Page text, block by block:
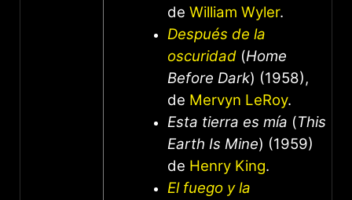
de William Wyler.
Después de la
oscuridad (Home
Before Dark) (1958),
de Mervyn LeRoy.
Esta tierra es mía (This
Earth Is Mine) (1959)
de Henry King.
El fuego y la